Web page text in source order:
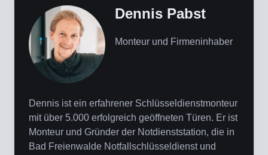
Dennis Pabst
Monteur und Firmeninhaber
Dennis ist ein erfahrener Schlüsseldienstmonteur
mit über 5.000 erfolgreich geöffneten Türen. Er ist
Monteur und Gründer der Notdienststation, die in
Bad Freienwalde Notfallschlüsseldienst und